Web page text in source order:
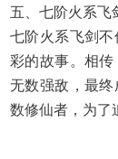
五、七阶火系飞
七阶火系飞剑
彩的故事。相
无数强敌，最
数修仙者，为了